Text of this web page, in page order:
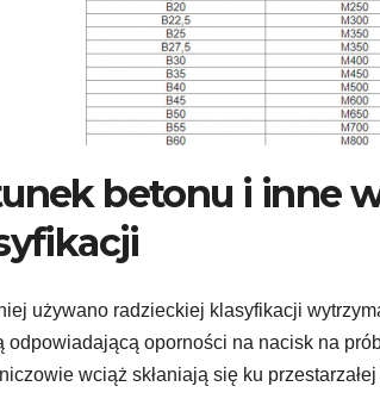
betonu i inne
używano radzieckiej klasyfikacji
odpowiadającą oporności na nacisk na
wciąż skłaniają się ku